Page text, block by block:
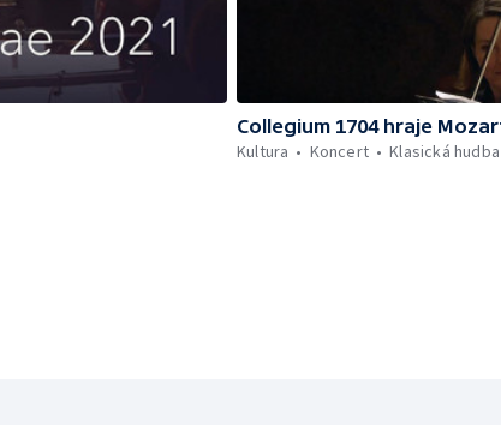
Collegium 1704 hraje
Kultura
Koncert Klasická hudba